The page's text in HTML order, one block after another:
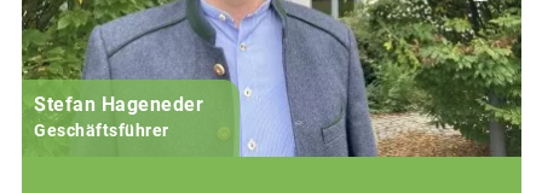
Stefan Hageneder
Geschäftsführer